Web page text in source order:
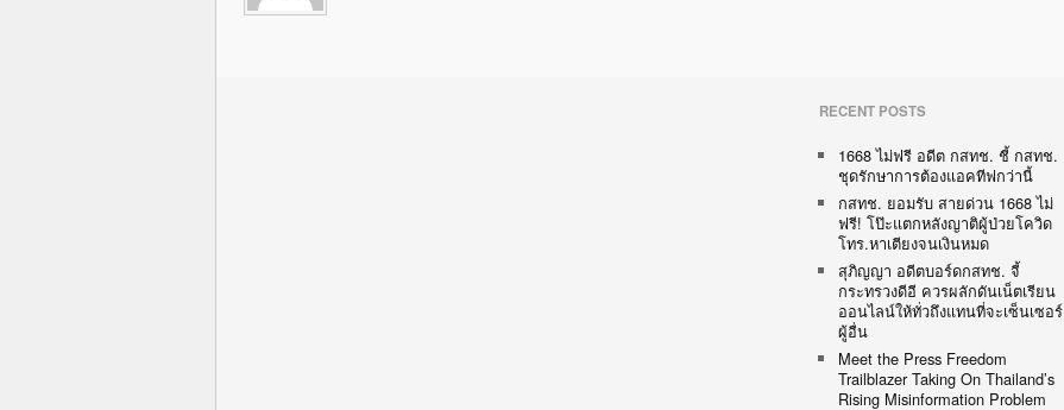
RECENT POSTS
1668 ไม่ฟรี อดีต กสทช. ชี้ กสทช.
ชุดรักษาการต้องแอคทีฟกว่านี้
กสทช. ยอมรับ สายด่วน 1668 ไม่
ฟรี! โป๊ะแตกหลังญาติผู้ป่วยโควิด
โทร.หาเตียงจนเงินหมด
สุภิญญา อดีตบอร์ดกสทช. จี้
กระทรวงดีอี ควรผลักดันเน็ตเรียน
ออนไลน์ให้ทั่วถึงแทนที่จะเซ็นเซอร์
ผู้อื่น
Meet the Press Freedom
Trailblazer Taking On Thailand’s
Rising Misinformation Problem